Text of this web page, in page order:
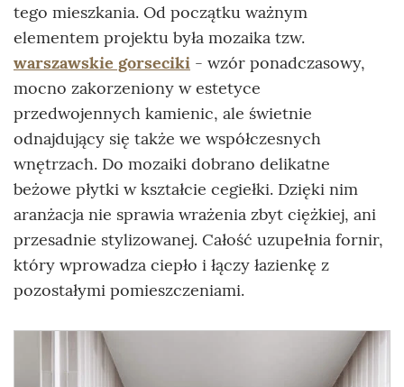
tego mieszkania. Od początku ważnym
elementem projektu była mozaika tzw.
warszawskie gorseciki - wzór ponadczasowy,
mocno zakorzeniony w estetyce
przedwojennych kamienic, ale świetnie
odnajdujący się także we współczesnych
wnętrzach. Do mozaiki dobrano delikatne
beżowe płytki w kształcie cegiełki. Dzięki nim
aranżacja nie sprawia wrażenia zbyt ciężkiej, ani
przesadnie stylizowanej. Całość uzupełnia fornir,
który wprowadza ciepło i łączy łazienkę z
pozostałymi pomieszczeniami.